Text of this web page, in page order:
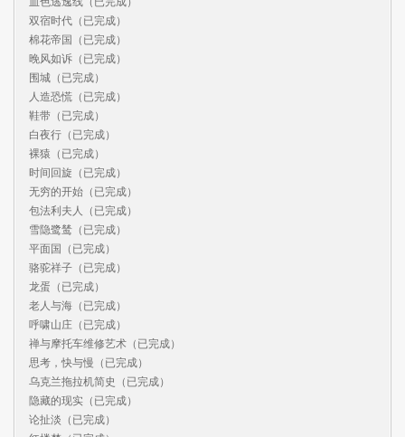
双宿时代（已完成）
棉花帝国（已完成）
晚风如诉（已完成）
围城（已完成）
人造恐慌（已完成）
鞋带（已完成）
白夜行（已完成）
裸猿（已完成）
时间回旋（已完成）
无穷的开始（已完成）
包法利夫人（已完成）
雪隐鹭鸶（已完成）
平面国（已完成）
骆驼祥子（已完成）
龙蛋（已完成）
老人与海（已完成）
呼啸山庄（已完成）
禅与摩托车维修艺术（已完成）
思考，快与慢（已完成）
乌克兰拖拉机简史（已完成）
隐藏的现实（已完成）
论扯淡（已完成）